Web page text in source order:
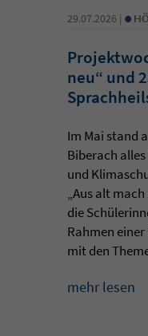
29.07.2026 | •
neu“ und
Im Mai stand
Biberach
und
„Aus alt
die
Rahmen
mit den
mehr lesen